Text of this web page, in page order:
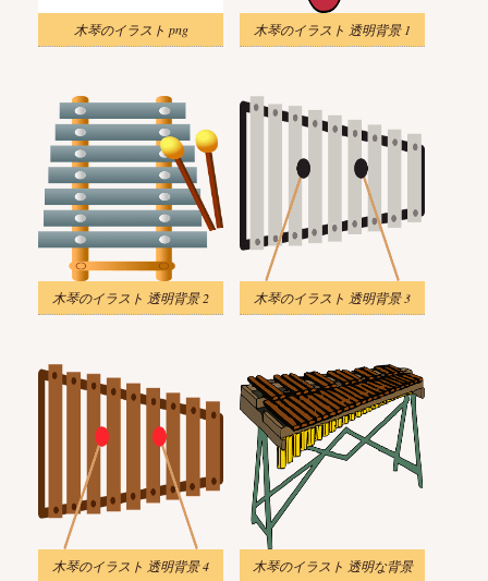
木琴のイラスト png 木琴のイラスト 透明背景 1
木琴のイラスト 透明背景 2 木琴のイラスト 透明背景 3
木琴のイラスト 透明背景 4 木琴のイラスト 透明な背景